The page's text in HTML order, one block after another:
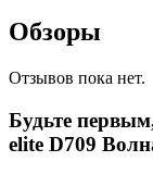
Обзоры
Отзывов пока нет.
Будьте
elite D709